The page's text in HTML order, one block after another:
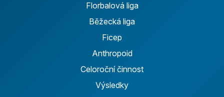
Florbalová liga
Běžecká liga
Ficep
Anthropoid
Celoroční činnost
Výsledky